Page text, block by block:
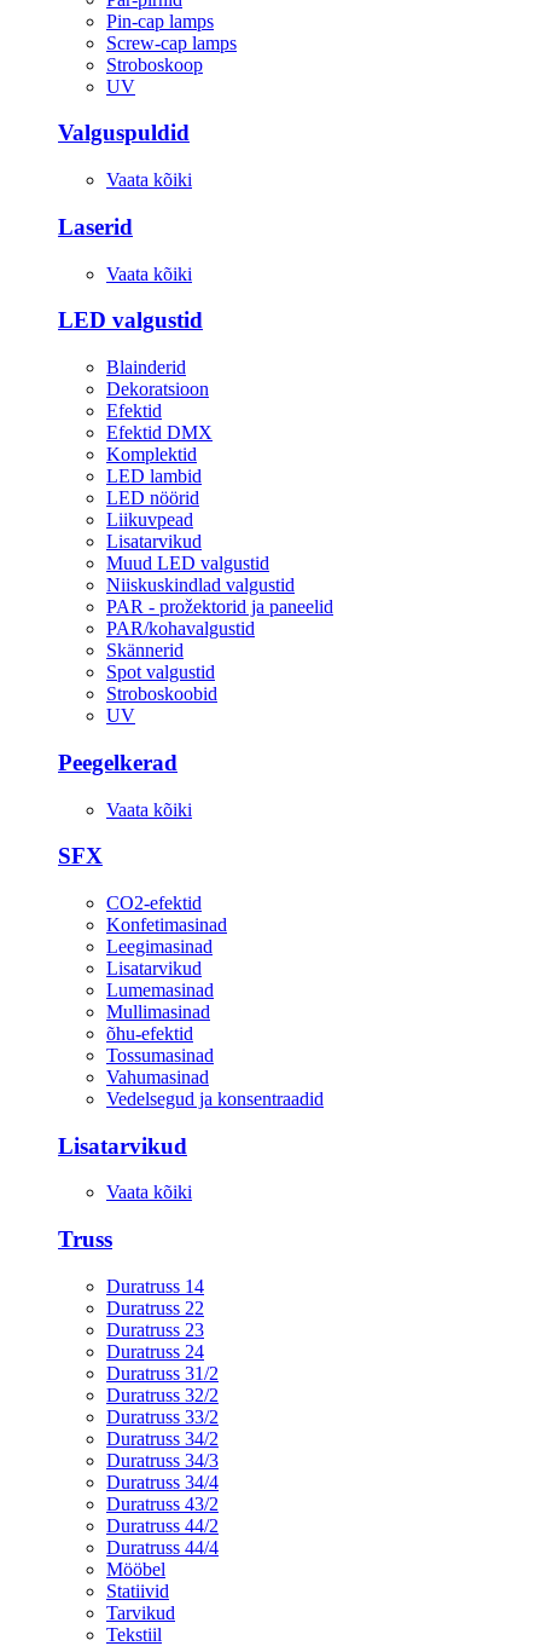
Pin-cap lamps
Screw-cap lamps
Stroboskoop
UV
Valguspuldid
Vaata kõiki
Laserid
Vaata kõiki
LED valgustid
Blainderid
Dekoratsioon
Efektid
Efektid DMX
Komplektid
LED lambid
LED nöörid
Liikuvpead
Lisatarvikud
Muud LED valgustid
Niiskuskindlad valgustid
PAR - prožektorid ja paneelid
PAR/kohavalgustid
Skännerid
Spot valgustid
Stroboskoobid
UV
Peegelkerad
Vaata kõiki
SFX
CO2-efektid
Konfetimasinad
Leegimasinad
Lisatarvikud
Lumemasinad
Mullimasinad
õhu-efektid
Tossumasinad
Vahumasinad
Vedelsegud ja konsentraadid
Lisatarvikud
Vaata kõiki
Truss
Duratruss 14
Duratruss 22
Duratruss 23
Duratruss 24
Duratruss 31/2
Duratruss 32/2
Duratruss 33/2
Duratruss 34/2
Duratruss 34/3
Duratruss 34/4
Duratruss 43/2
Duratruss 44/2
Duratruss 44/4
Mööbel
Statiivid
Tarvikud
Tekstiil